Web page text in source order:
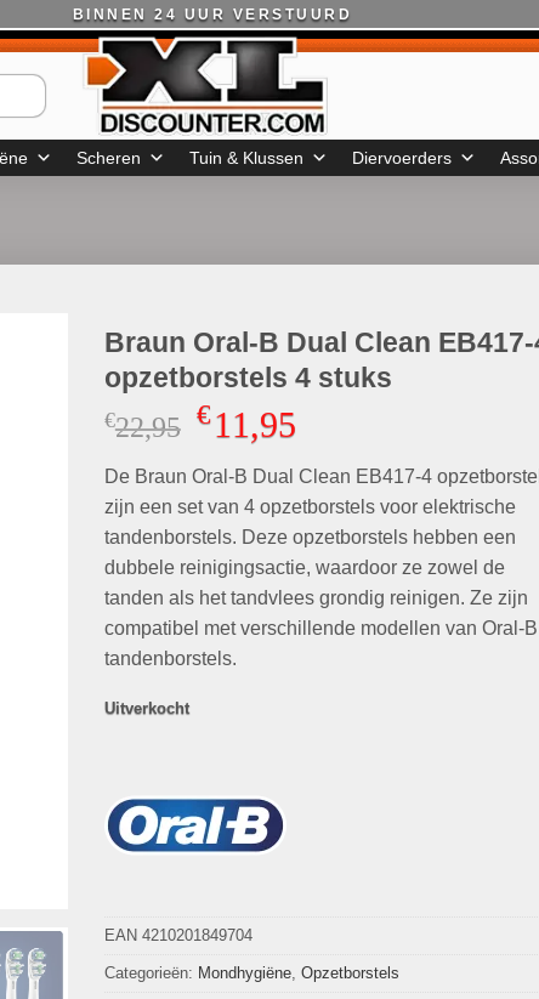
BINNEN 24 UUR VERSTUURD
Scheren Tuin & Klussen Diervoerders
Braun Oral-B Dual Clean
opzetborstels 4 stuks
€22,95 Oorspronkelijke
was:
€22,95.
€11,95Huidige
is:
€11,95.
De Braun Oral-B Dual Clean EB417-4
zijn een set van 4 opzetborstels voor elektrische
tandenborstels. Deze opzetborstels hebben een
dubbele reinigingsactie, waardoor ze zowel de
tanden als het tandvlees grondig reinigen. Ze zijn
compatibel met verschillende modellen van Oral-B
tandenborstels.
Uitverkocht
EAN 4210201849704
Categorieën: Mondhygiëne, Opzetborstels